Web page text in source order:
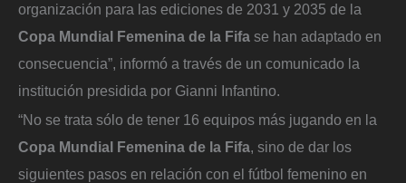
organización para las ediciones de 2031 y 2035 de la
Copa Mundial Femenina de la Fifa se han adaptado en
consecuencia”, informó a través de un comunicado la
institución presidida por Gianni Infantino.
“No se trata sólo de tener 16 equipos más jugando en la
Copa Mundial Femenina de la Fifa, sino de dar los
siguientes pasos en relación con el fútbol femenino en